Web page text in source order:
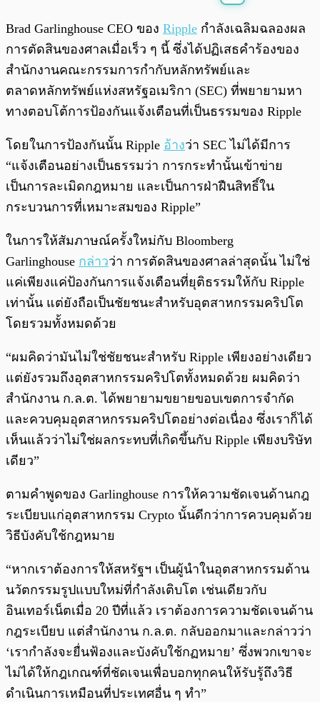
0:00
Brad Garlinghouse CEO ของ Ripple กำลังเฉลิมฉลองผล
การตัดสินของศาลเมื่อเร็ว ๆ นี้ ซึ่งได้ปฏิเสธคำร้องของ
สำนักงานคณะกรรมการกำกับหลักทรัพย์และ
ตลาดหลักทรัพย์แห่งสหรัฐอเมริกา (SEC) ที่พยายามหา
ทางตอบโต้การป้องกันแจ้งเตือนที่เป็นธรรมของ Ripple
โดยในการป้องกันนั้น Ripple อ้างว่า SEC ไม่ได้มีการ
“แจ้งเตือนอย่างเป็นธรรมว่า การกระทำนั้นเข้าข่าย
เป็นการละเมิดกฎหมาย และเป็นการฝ่าฝืนสิทธิ์ใน
กระบวนการที่เหมาะสมของ Ripple”
ในการให้สัมภาษณ์ครั้งใหม่กับ Bloomberg
Garlinghouse กล่าวว่า การตัดสินของศาลล่าสุดนั้น ไม่ใช่
แค่เพียงแค่ป้องกันการแจ้งเตือนที่ยุติธรรมให้กับ Ripple
เท่านั้น แต่ยังถือเป็นชัยชนะสำหรับอุตสาหกรรมคริปโต
โดยรวมทั้งหมดด้วย
“ผมคิดว่ามันไม่ใช่ชัยชนะสำหรับ Ripple เพียงอย่างเดียว
แต่ยังรวมถึงอุตสาหกรรมคริปโตทั้งหมดด้วย ผมคิดว่า
สำนักงาน ก.ล.ต. ได้พยายามขยายขอบเขตการจำกัด
และควบคุมอุตสาหกรรมคริปโตอย่างต่อเนื่อง ซึ่งเราก็ได้
เห็นแล้วว่าไม่ใช่ผลกระทบที่เกิดขึ้นกับ Ripple เพียงบริษัท
เดียว”
ตามคำพูดของ Garlinghouse การให้ความชัดเจนด้านกฎ
ระเบียบแก่อุตสาหกรรม Crypto นั้นดีกว่าการควบคุมด้วย
วิธีบังคับใช้กฎหมาย
“หากเราต้องการให้สหรัฐฯ เป็นผู้นำในอุตสาหกรรมด้าน
นวัตกรรมรูปแบบใหม่ที่กำลังเติบโต เช่นเดียวกับ
อินเทอร์เน็ตเมื่อ 20 ปีที่แล้ว เราต้องการความชัดเจนด้าน
กฎระเบียบ แต่สำนักงาน ก.ล.ต. กลับออกมาและกล่าวว่า
‘เรากำลังจะยื่นฟ้องและบังคับใช้กฏหมาย’ ซึ่งพวกเขาจะ
ไม่ได้ให้กฎเกณฑ์ที่ชัดเจนเพื่อบอกทุกคนให้รับรู้ถึงวิธี
ดำเนินการเหมือนที่ประเทศอื่น ๆ ทำ”